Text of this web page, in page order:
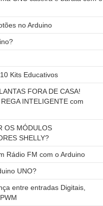
no Arduino
Kits Educativos
FORA DE CASA!
INTELIGENTE com
OS MÓDULOS
SHELLY?
Rádio FM com o Arduino
UNO?
entre entradas Digitais,